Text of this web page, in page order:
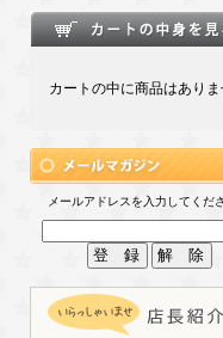
カートの中に商品はありま
メールアドレスを入力してくだ